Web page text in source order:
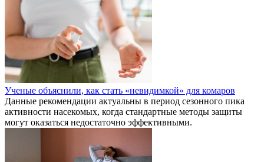
Ученые объяснили, как стать «невидимкой» для комаров
Данные рекомендации актуальны в период сезонного пика
активности насекомых, когда стандартные методы защиты
могут оказаться недостаточно эффективными.